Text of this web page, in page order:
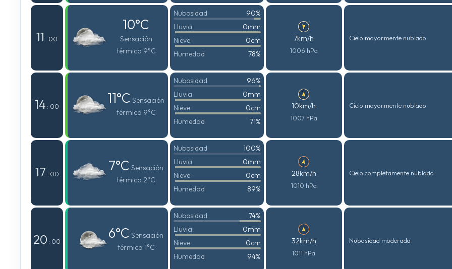
11 : 00
10°C
Sensación
térmica 9°C
Nubosidad
90%
Lluvia
0mm
Nieve
0cm
Humedad
78%
7km/h
1006 hPa
Cielo mayormente nublado
14 : 00 11°C Sensación
térmica 9°C
Nubosidad
96%
Lluvia
0mm
Nieve
0cm
Humedad
71%
10km/h
1007 hPa
Cielo mayormente nublado
17 : 00 7°C Sensación
térmica 2°C
Nubosidad
100%
Lluvia
0mm
Nieve
0cm
Humedad
89%
28km/h
1010 hPa
Cielo completamente nublado
20 : 00 6°C Sensación
térmica 1°C
Nubosidad
74%
Lluvia
0mm
Nieve
0cm
Humedad
94%
32km/h
1011 hPa
Nubosidad moderada